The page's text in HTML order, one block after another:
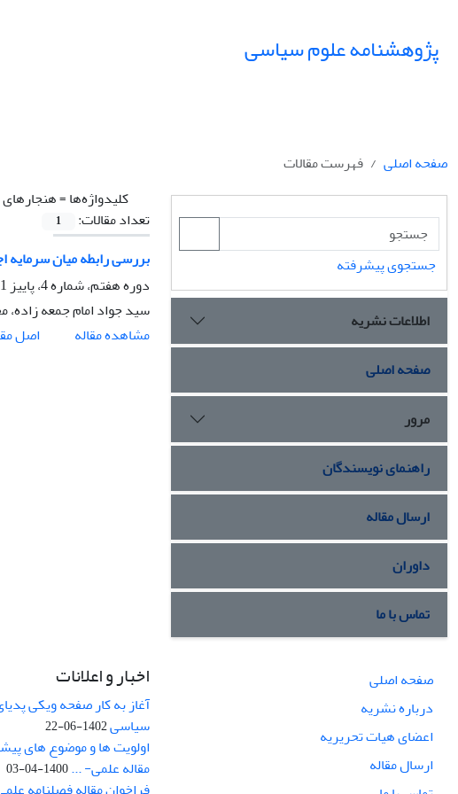
پژوهشنامه علوم سیاسی
صفحه اصلی
فهرست مقالات
کلیدواژه‌ها =
تعداد مقالات:
1
بررسی رابطه میان
دوره هفتم، شماره 4، پاییز 1391، صفحه
سید جواد امام جمعه
مشاهده مقاله
اصل
جستجوی پیشرفته
اطلاعات نشریه
صفحه اصلی
مرور
راهنمای نویسندگان
ارسال مقاله
داوران
تماس با ما
صفحه اصلی
درباره نشریه
اعضای هیات تحریریه
ارسال مقاله
اخبار و اعلانات
آغاز به کار صفحه ویکی
سیاسی1402-06-22
اولویت ها و موضوع های
مقاله علمی- ...1400-04-03